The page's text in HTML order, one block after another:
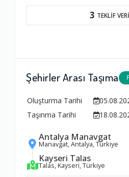
3 TEKLİF
Şehirler Arası Taşıma
Oluşturma Tarihi
Taşınma Tarihi
Antalya Manavgat
Manavgat, Antalya, Türkiye
Kayseri Talas
Talas, Kayseri, Türkiye